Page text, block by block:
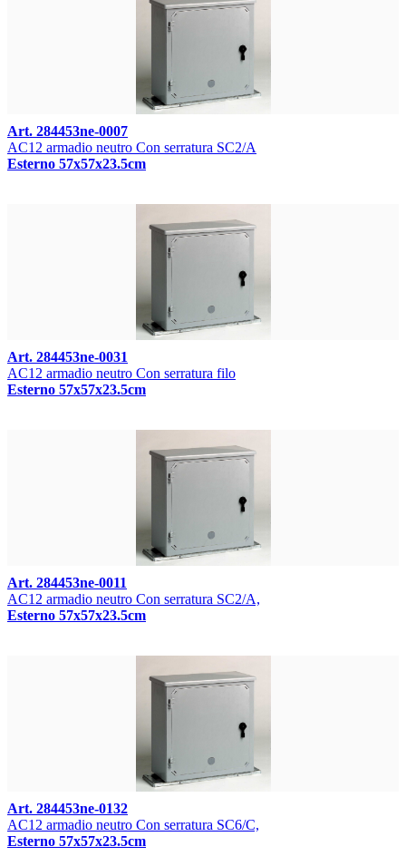
Art. 284453ne-0007
AC12 armadio neutro Con serratura SC2/A
Esterno 57x57x23.5cm
Art. 284453ne-0031
AC12 armadio neutro Con serratura filo
Esterno 57x57x23.5cm
Art. 284453ne-0011
AC12 armadio neutro Con serratura SC2/A,
Esterno 57x57x23.5cm
Art. 284453ne-0132
AC12 armadio neutro Con serratura SC6/C,
Esterno 57x57x23.5cm